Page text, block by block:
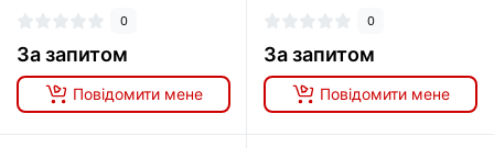
0
За запитом
Повідомити мене
0
За запитом
Повідомити мене